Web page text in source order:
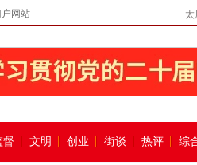
网站 太
督 文明 创业 街谈 热评 综